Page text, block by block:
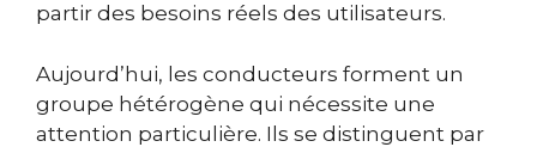
partir des besoins réels des utilisateurs.
Aujourd’hui, les conducteurs forment un
groupe hétérogène qui nécessite une
attention particulière. Ils se distinguent par